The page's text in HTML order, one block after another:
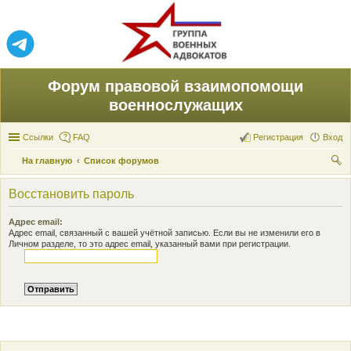
Форум правовой взаимопомощи
военнослужащих
Ссылки FAQ Вход
Регистрация
На главную
Список форумов
ои
Восстановить пароль
Адрес email:
Адрес email, связанный с вашей учётной записью. Если вы не изменили его в
Личном разделе, то это адрес email, указанный вами при регистрации.